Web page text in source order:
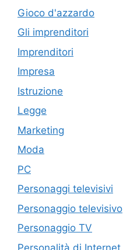
Gioco d'azzardo
Gli imprenditori
Imprenditori
Impresa
Istruzione
Legge
Marketing
Moda
PC
Personaggi televisivi
Personaggio televisivo
Personaggio TV
Personalità di Internet